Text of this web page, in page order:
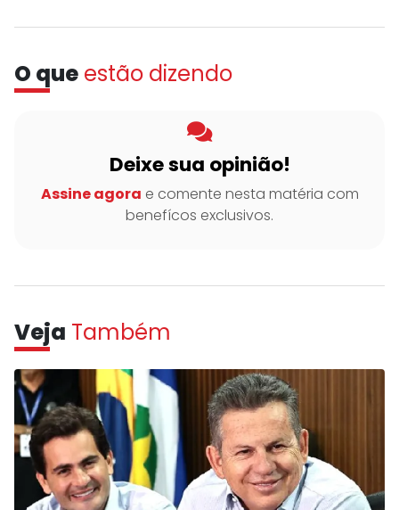
O que estão dizendo
Deixe sua opinião!
Assine agora e comente nesta matéria com
benefícos exclusivos.
Veja Também